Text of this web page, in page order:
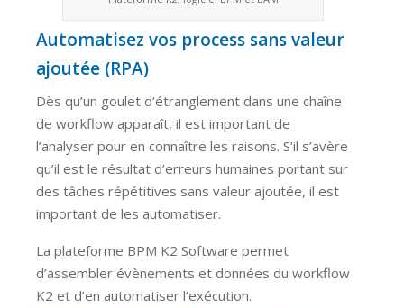
Automatisez vos process sans valeur
ajoutée (RPA)
Dès qu’un goulet d’étranglement dans une chaîne
de workflow apparaît, il est important de
l’analyser pour en connaître les raisons. S’il s’avère
qu’il est le résultat d’erreurs humaines portant sur
des tâches répétitives sans valeur ajoutée, il est
important de les automatiser.
La plateforme BPM K2 Software permet
d’assembler évènements et données du workflow
K2 et d’en automatiser l’exécution.